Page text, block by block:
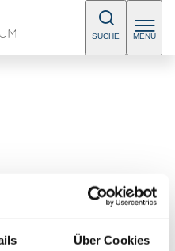
Über Cookies
SUCHE MENÜ
Univ.-Prof.